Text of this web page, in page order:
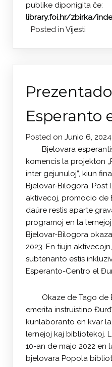
publike diponigita ĉe:
library.foi.hr/zbirka/
Posted in Vijesti
Esperanto
Posted on Junio 6, 2024
Bjelovara
komencis la projekton
inter gejunuloj”, kiun
Bjelovar-Bilogora. Post
aktivecoj, promocio de
daŭre restis aparte
programoj en la
Bjelovar-Bilogora
2023. En tiujn
subtenanto estis
Esperanto-Centro el
Okaze de Tago de
emerita instruistino
kunlaboranto en kvar
lernejoj kaj bibliotekoj.
10-an de majo 2022 en
bjelovara Popola